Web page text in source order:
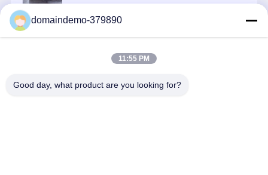
domaindemo-379890
11:55 PM
Good day, what product are you looking for?